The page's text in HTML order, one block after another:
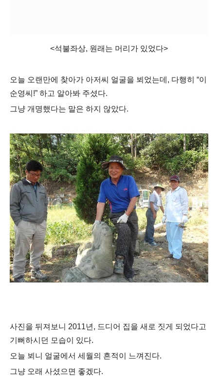
<석불좌상, 원래는 머리가 있었다>
오늘 오랜만에 찾아가 아저씨 얼굴을 뵈었는데 , 다행히 “이
순영씨 !” 하고 알아봐 주셨다.
그냥 개명했다는 말은 하지 않았다.
사진을 뒤져보니 2011년 , 드디어 집을 새로 짓게 되었다고
기뻐하시던 모습이 있다.
오늘 뵈니 얼굴에서 세월의 흔적이 느껴진다.
그냥 오래 사셨으면 좋겠다.